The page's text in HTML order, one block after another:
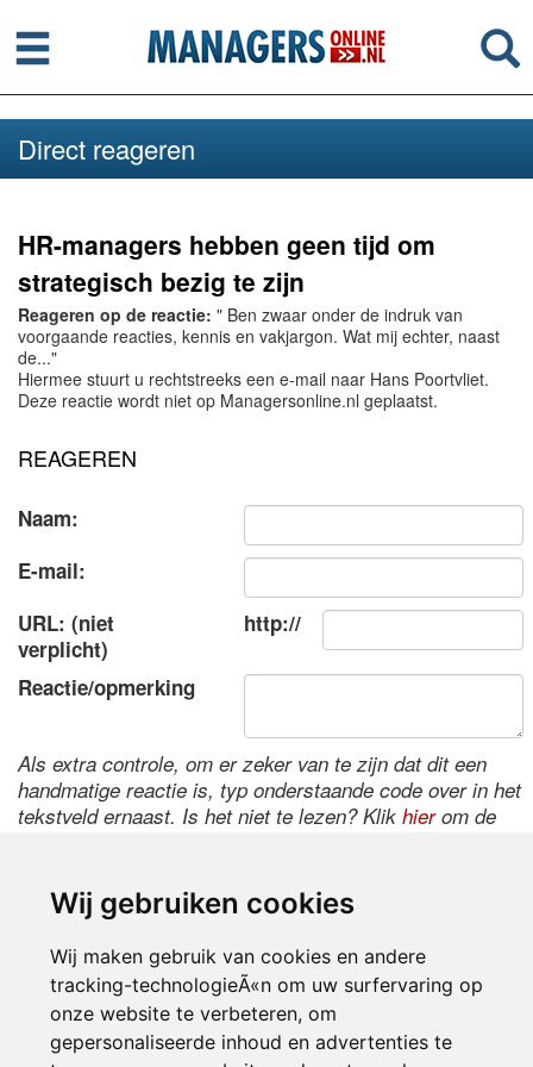
Wij gebruiken cookies
Wij maken gebruik van cookies en andere
tracking-technologieÃ«n om uw surfervaring op
onze website te verbeteren, om
gepersonaliseerde inhoud en advertenties te
Menu
Direct reageren
HR-managers hebben geen tijd om
strategisch bezig te zijn
Reageren op de reactie: " Ben zwaar onder de indruk van
voorgaande reacties, kennis en vakjargon. Wat mij echter, naast
de..."
Hiermee stuurt u rechtstreeks een e-mail naar Hans Poortvliet.
Deze reactie wordt niet op Managersonline.nl geplaatst.
REAGEREN
Naam:
E-mail:
URL: (niet
verplicht)
http://
Reactie/opmerking
Als extra controle, om er zeker van te zijn dat dit een
handmatige reactie is, typ onderstaande code over in het
tekstveld ernaast. Is het niet te lezen? Klik hierom de